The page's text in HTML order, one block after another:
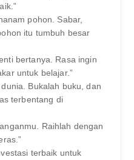
pohon. Sabar,
itu tumbuh besar
bertanya. Rasa ingin
untuk belajar.”
Bukalah buku, dan
terbentang di
Raihlah dengan
terbaik untuk